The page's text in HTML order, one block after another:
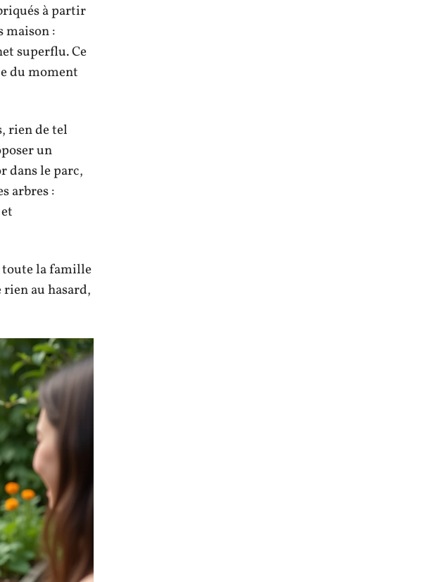
à partir
maison :
superflu. Ce
du moment
rien de tel
un
dans le parc,
arbres :
toute la famille
rien au hasard,